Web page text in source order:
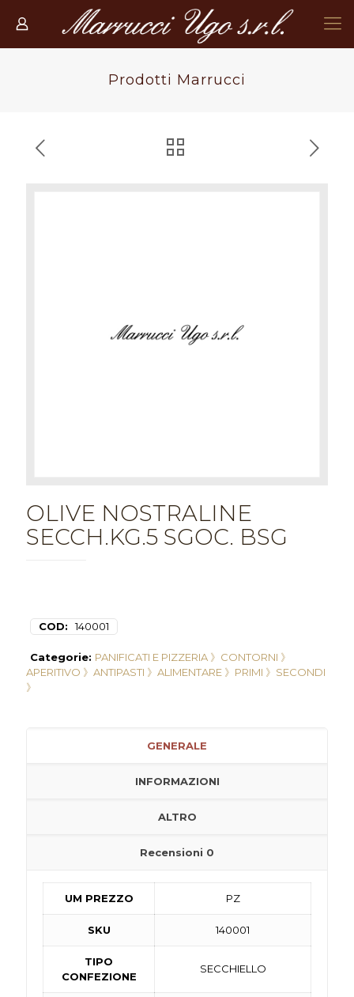
Prodotti Marrucci
OLIVE NOSTRALINE
SECCH.KG.5 SGOC. BSG
COD: 140001
Categorie: PANIFICATI E PIZZERIA 》 CONTORNI 》
APERITIVO 》 ANTIPASTI 》 ALIMENTARE 》 PRIMI 》 SECONDI
》
GENERALE
INFORMAZIONI
ALTRO
Recensioni 0
UM PREZZO PZ
SKU 140001
TIPO
CONFEZIONE
SECCHIELLO